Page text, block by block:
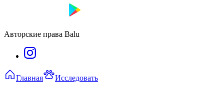
Авторские права Balu
Главная Исследовать